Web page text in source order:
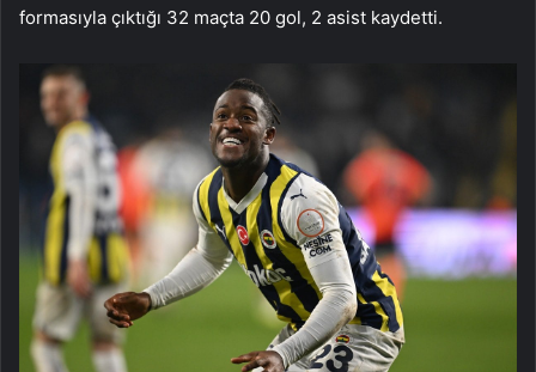
formasıyla çıktığı 32 maçta 20 gol, 2 asist kaydetti.